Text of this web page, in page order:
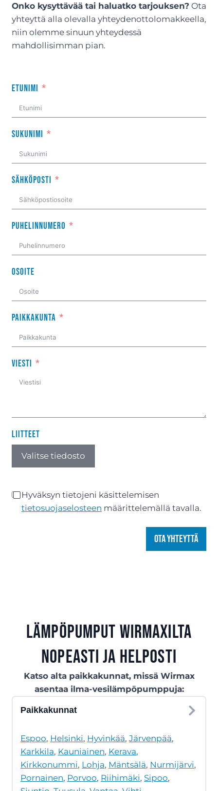
Onko kysyttävää tai haluatko tarjouksen? Ota
yhteyttä alla olevalla yhteydenottolomakkeella,
niin olemme sinuun yhteydessä
mahdollisimman pian.
Etunimi
Sukunimi
Sähköposti
Puhelinnumero
Osoite
Paikkakunta
Viesti
Liitteet
Valitse tiedosto
Hyväksyn tietojeni käsittelemisen
tietosuojaselosteen määrittelemällä tavalla.
Ota yhteyttä
Lämpöpumput Wirmaxilta
nopeasti ja helposti
Katso alta paikkakunnat, missä Wirmax
asentaa ilma-vesilämpöpumppuja:
Paikkakunnat
Espoo, Helsinki, Hyvinkää, Järvenpää,
Karkkila, Kauniainen, Kerava,
Kirkkonummi, Lohja, Mäntsälä, Nurmijärvi,
Pornainen, Porvoo, Riihimäki, Sipoo,